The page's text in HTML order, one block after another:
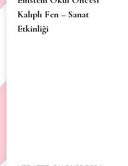
Kalıplı Fen – Sanat
Etkinliği